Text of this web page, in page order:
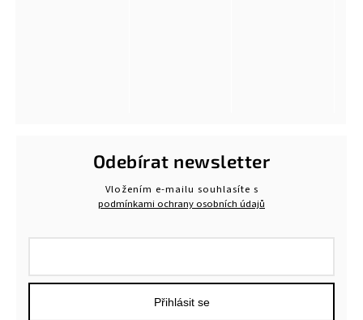
Odebírat newsletter
Vložením e-mailu souhlasíte s
podmínkami ochrany osobních údajů
Přihlásit se